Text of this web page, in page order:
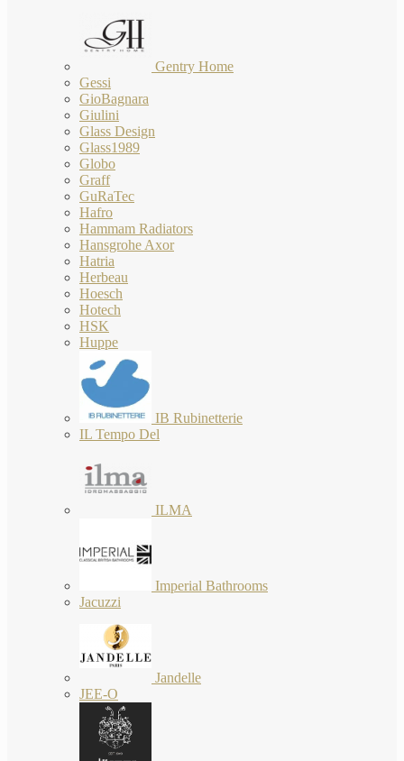
Gentry Home
Gessi
GioBagnara
Giulini
Glass Design
Glass1989
Globo
Graff
GuRaTec
Hafro
Hammam Radiators
Hansgrohe Axor
Hatria
Herbeau
Hoesch
Hotech
HSK
Huppe
IB Rubinetterie
IL Tempo Del
ILMA
Imperial Bathrooms
Jacuzzi
Jandelle
JEE-O